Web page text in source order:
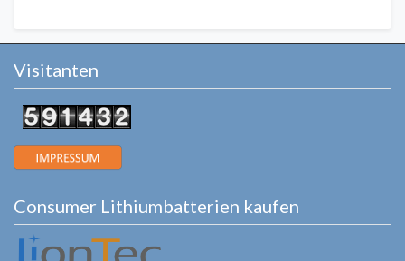
Visitanten
Consumer Lithiumbatterien kaufen